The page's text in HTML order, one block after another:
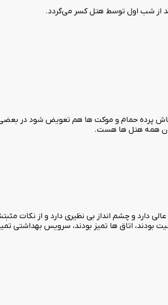
کاش پرده حمام و موکت ها هم تعویض شود در
همه هتل ها هست.
دارد و چشم انداز بی نظیری دارد و از نکات
بودند، اتاق ها تمیز بودند، سرویس بهداشتی